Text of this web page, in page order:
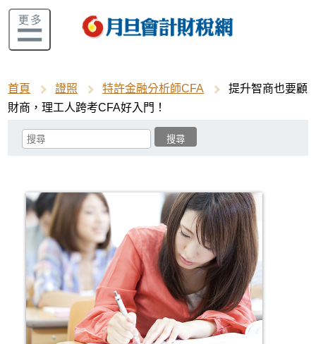
首頁 證照 特許金融分析師CFA
提升智商也要顧
財商，理工人跨考CFA好入門！